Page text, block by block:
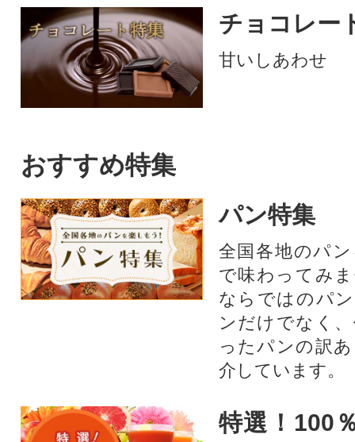
チョコレー
甘いしあわせ
おすすめ特集
パン特集
全国各地のパ
で味わってみ
ならではのパ
ンだけでなく
ったパンの訳
介しています。
特選！100